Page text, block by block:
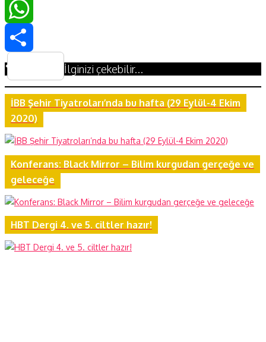
LinkedIn
WhatsApp
Share
İlginizi çekebilir...
İBB Şehir Tiyatroları’nda bu hafta (29 Eylül-4 Ekim
2020)
Konferans: Black Mirror – Bilim kurgudan gerçeğe ve
geleceğe
HBT Dergi 4. ve 5. ciltler hazır!